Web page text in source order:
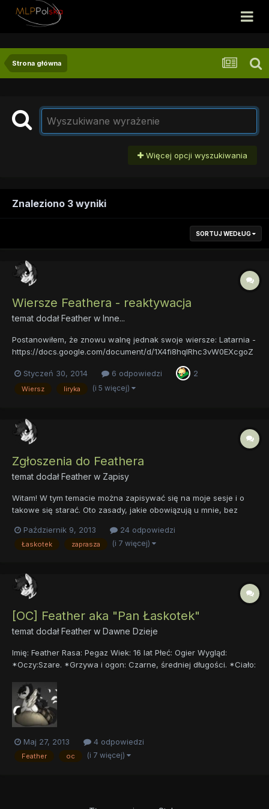
Strona główna
Więcej opcji wyszukiwania
Znaleziono 3 wyniki
SORTUJ WEDŁUG
Wiersze Feathera - reaktywacja
temat dodałFeather w Inne...
Postanowiłem, że znowu walnę jednak swoje wiersze: Latarnia -
https://docs.google.com/document/d/1X4fi8hqlRhc3vW0EXcgoZ
https://docs.google.com/document/d/1qf0rT9sZJk9kdhBtWldnn
WkuScT20NBw37JbatqZBDQ/edit Namiętność -
Styczeń 30, 2014 6 odpowiedzi 2
Wiersz liryka (i 5 więcej)
Zgłoszenia do Feathera
temat dodałFeather w Zapisy
Witam! W tym temacie można zapisywać się na moje sesje i o
takowe się starać. Oto zasady, jakie obowiązują u mnie, bez
I FUNKCJONOWANIA MG I. Po wyrażeniu chęci udziału w sesji,
wymagam utworzenia karty postaci (w której budowie liczy si...
Październik 9, 2013 24 odpowiedzi
Łaskotek zaprasza (i 7 więcej)
[OC] Feather aka "Pan Łaskotek"
temat dodałFeather w Dawne Dzieje
Imię: Feather Rasa: Pegaz Wiek: 16 lat Płeć: Ogier Wygląd:
*Oczy:Szare. *Grzywa i ogon: Czarne, średniej długości. *Ciało:
średnia sylwetka i średni wzrost. Przeciętnie - nie za gruby, ale
jednocześnie nie jest chudziutki. Dosyć zwinny w walce...
Maj 27, 2013 4 odpowiedzi
Feather oc (i 7 więcej)